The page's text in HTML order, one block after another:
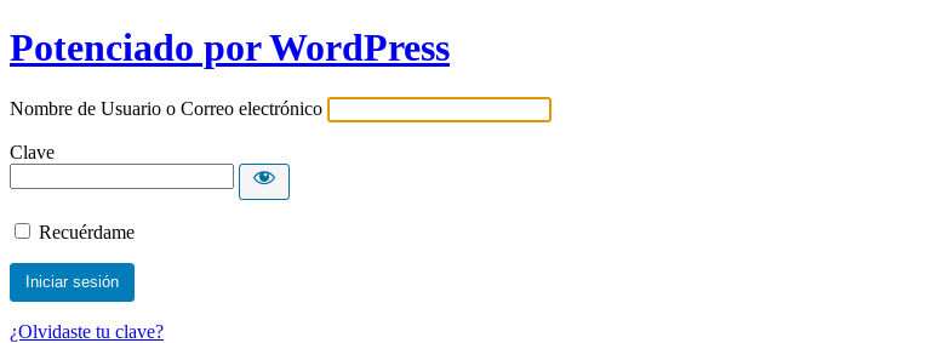
Potenciado por WordPress
Nombre de Usuario o Correo electrónico
Clave
Recuérdame
¿Olvidaste tu clave?